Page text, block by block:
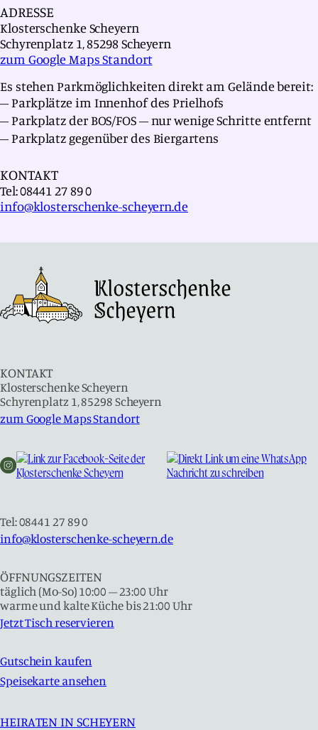
ADRESSE
Klosterschenke Scheyern
Schyrenplatz 1, 85298 Scheyern
zum Google Maps Standort
Es stehen Parkmöglichkeiten direkt am Gelände bereit:
Parkplätze im Innenhof des Prielhofs
Parkplatz der BOS/FOS – nur wenige Schritte entfernt
Parkplatz gegenüber des Biergartens
KONTAKT
Tel: 08441 27 89 0
info@klosterschenke-scheyern.de
KONTAKT
Klosterschenke Scheyern
Schyrenplatz 1, 85298 Scheyern
zum Google Maps Standort
Tel: 08441 27 89 0
info@klosterschenke-scheyern.de
ÖFFNUNGSZEITEN
täglich (Mo-So) 10:00 – 23:00 Uhr
warme und kalte Küche bis 21:00 Uhr
Jetzt Tisch reservieren
Gutschein kaufen
Speisekarte ansehen
HEIRATEN IN SCHEYERN